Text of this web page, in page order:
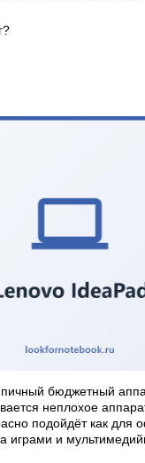
бюджетный
неплохое
подойдёт как для
играми и